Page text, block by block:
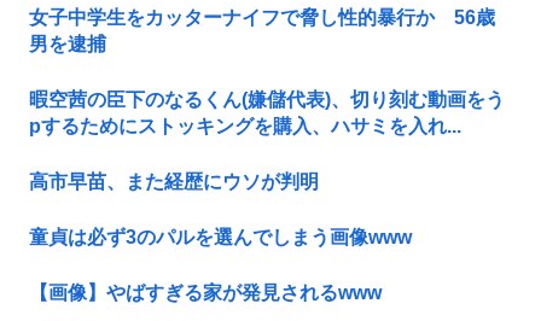
女子中学生をカッターナイフで脅し性的暴行か 56歳
男を逮捕
暇空茜の臣下のなるくん(嫌儲代表)、切り刻む動画をう
pするためにストッキングを購入、ハサミを入れ...
高市早苗、また経歴にウソが判明
童貞は必ず3のパルを選んでしまう画像www
【画像】やばすぎる家が発見されるwww